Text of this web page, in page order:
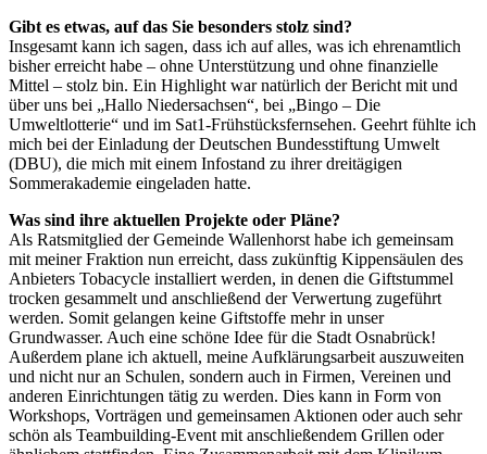
Gibt es etwas, auf das Sie besonders stolz sind?
Insgesamt kann ich sagen, dass ich auf alles, was ich ehrenamtlich
bisher erreicht habe – ohne Unterstützung und ohne finanzielle
Mittel – stolz bin. Ein Highlight war natürlich der Bericht mit und
über uns bei „Hallo Niedersachsen“, bei „Bingo – Die
Umweltlotterie“ und im Sat1-Frühstücksfernsehen. Geehrt fühlte ich
mich bei der Einladung der Deutschen Bundesstiftung Umwelt
(DBU), die mich mit einem Infostand zu ihrer dreitägigen
Sommerakademie eingeladen hatte.
Was sind ihre aktuellen Projekte oder Pläne?
Als Ratsmitglied der Gemeinde Wallenhorst habe ich gemeinsam
mit meiner Fraktion nun erreicht, dass zukünftig Kippensäulen des
Anbieters Tobacycle installiert werden, in denen die Giftstummel
trocken gesammelt und anschließend der Verwertung zugeführt
werden. Somit gelangen keine Giftstoffe mehr in unser
Grundwasser. Auch eine schöne Idee für die Stadt Osnabrück!
Außerdem plane ich aktuell, meine Aufklärungsarbeit auszuweiten
und nicht nur an Schulen, sondern auch in Firmen, Vereinen und
anderen Einrichtungen tätig zu werden. Dies kann in Form von
Workshops, Vorträgen und gemeinsamen Aktionen oder auch sehr
schön als Teambuilding-Event mit anschließendem Grillen oder